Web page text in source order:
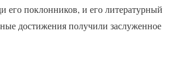
его поклонников, и его литературный
достижения получили заслуженное